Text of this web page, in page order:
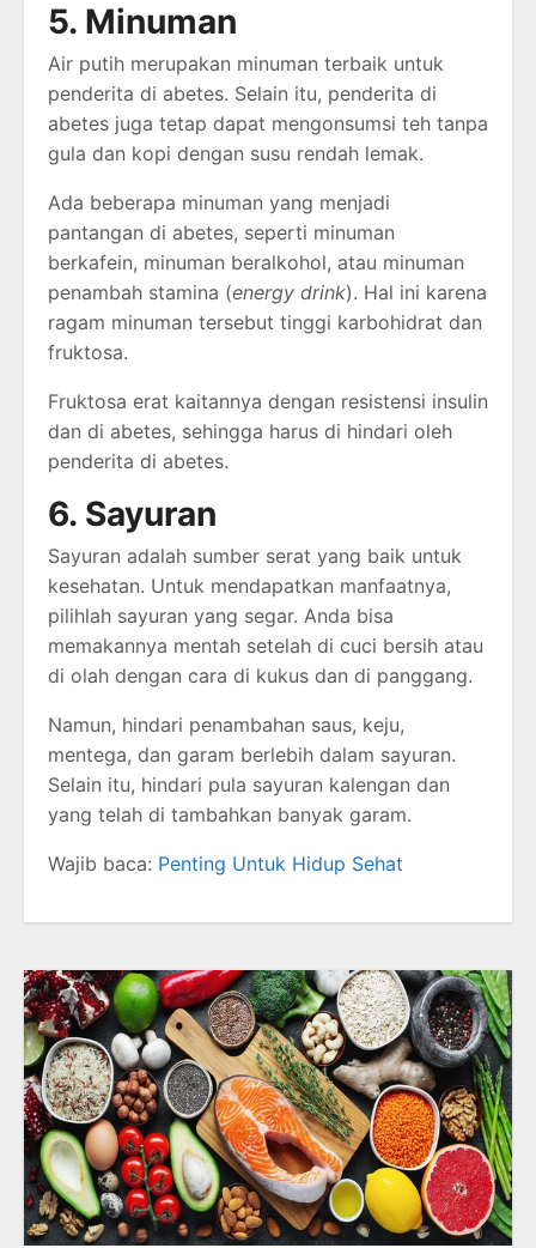
5. Minuman
Air putih merupakan minuman terbaik untuk
penderita di abetes. Selain itu, penderita di
abetes juga tetap dapat mengonsumsi teh tanpa
gula dan kopi dengan susu rendah lemak.
Ada beberapa minuman yang menjadi
pantangan di abetes, seperti minuman
berkafein, minuman beralkohol, atau minuman
penambah stamina (energy drink). Hal ini karena
ragam minuman tersebut tinggi karbohidrat dan
fruktosa.
Fruktosa erat kaitannya dengan resistensi insulin
dan di abetes, sehingga harus di hindari oleh
penderita di abetes.
6. Sayuran
Sayuran adalah sumber serat yang baik untuk
kesehatan. Untuk mendapatkan manfaatnya,
pilihlah sayuran yang segar. Anda bisa
memakannya mentah setelah di cuci bersih atau
di olah dengan cara di kukus dan di panggang.
Namun, hindari penambahan saus, keju,
mentega, dan garam berlebih dalam sayuran.
Selain itu, hindari pula sayuran kalengan dan
yang telah di tambahkan banyak garam.
Wajib baca: Penting Untuk Hidup Sehat